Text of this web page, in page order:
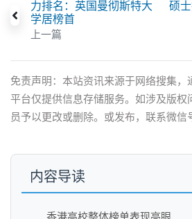
力排名：英国曼彻斯特大
学居榜首
上一篇
硕
免责声明：本站资讯来源于网络搜集，
平台仅提供信息存储服务。如涉及版权
员予以更改或删除。或发布，联系微信
内容导读
香港高校整体榜单表现亮眼